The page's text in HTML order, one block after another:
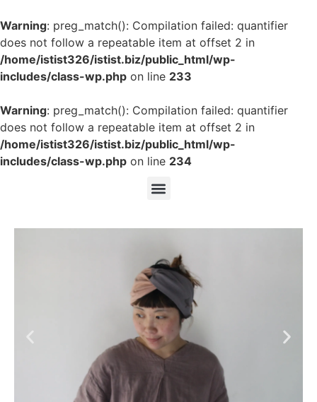
Warning: preg_match(): Compilation failed: quantifier
does not follow a repeatable item at offset 2 in
/home/istist326/istist.biz/public_html/wp-
includes/class-wp.php on line 233
Warning: preg_match(): Compilation failed: quantifier
does not follow a repeatable item at offset 2 in
/home/istist326/istist.biz/public_html/wp-
includes/class-wp.php on line 234